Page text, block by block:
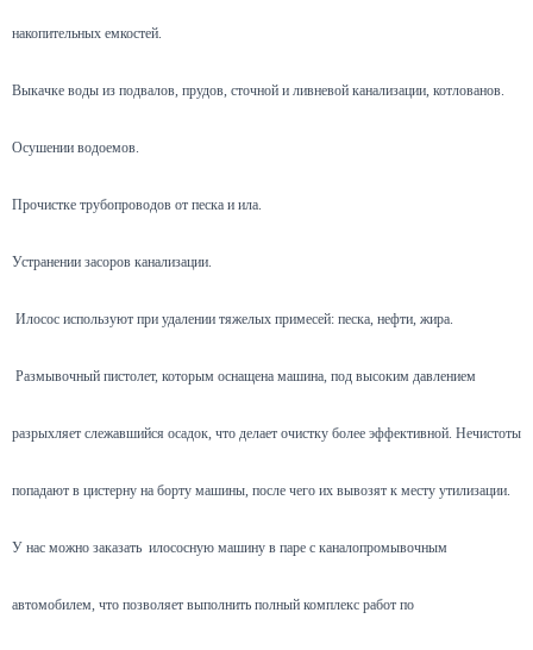
накопительных емкостей.
Выкачке воды из подвалов, прудов, сточной и ливневой канализации, котлованов.
Осушении водоемов.
Прочистке трубопроводов от песка и ила.
Устранении засоров канализации.
Илосос используют при удалении тяжелых примесей: песка, нефти, жира.
Размывочный пистолет, которым оснащена машина, под высоким давлением
разрыхляет слежавшийся осадок, что делает очистку более эффективной. Нечистоты
попадают в цистерну на борту машины, после чего их вывозят к месту утилизации.
У нас можно заказать илососную машину в паре с каналопромывочным
автомобилем, что позволяет выполнить полный комплекс работ по